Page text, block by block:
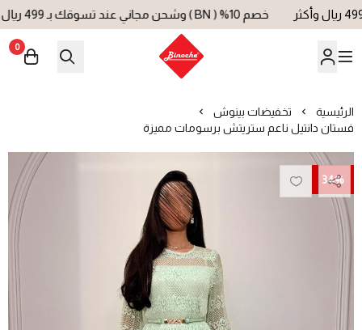
خصم 10% ( BN ) وشحن مجاني عند تسوقك بـ 499 ريال وأكثر
بينوش | Binoche
0
الرئيسية
تخفيضات بينوش
فستان دانتيل ناعم ستريتش برسومات مميزة
34%